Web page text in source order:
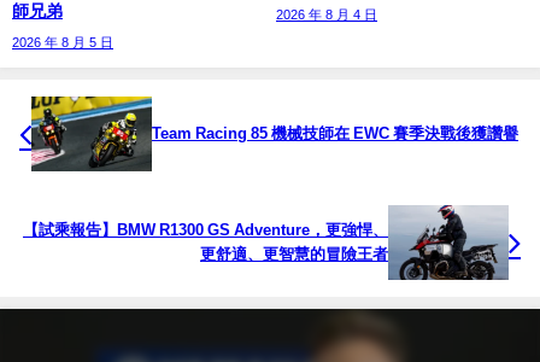
師兄弟
2026 年 8 月 5 日
2026 年 8 月 4 日
Team Racing 85 機械技師在 EWC 賽季決戰後獲讚譽
【試乘報告】BMW R1300 GS Adventure，更強悍、
更舒適、更智慧的冒險王者